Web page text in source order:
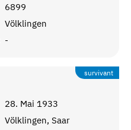
6899
Völklingen
-
survivant
28. Mai 1933
Völklingen, Saar